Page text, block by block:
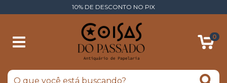
10% DE DESCONTO NO PIX
0